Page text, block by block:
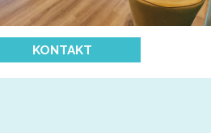
KONTAKT